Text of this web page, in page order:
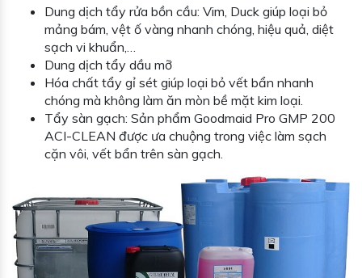
Dung dịch tẩy rửa bồn cầu: Vim, Duck giúp loại bỏ
mảng bám, vệt ố vàng nhanh chóng, hiệu quả, diệt
sạch vi khuẩn,…
Dung dịch tẩy dầu mỡ
Hóa chất tẩy gỉ sét giúp loại bỏ vết bẩn nhanh
chóng mà không làm ăn mòn bề mặt kim loại.
Tẩy sàn gạch: Sản phẩm Goodmaid Pro GMP 200
ACI-CLEAN được ưa chuộng trong việc làm sạch
cặn vôi, vết bẩn trên sàn gạch.